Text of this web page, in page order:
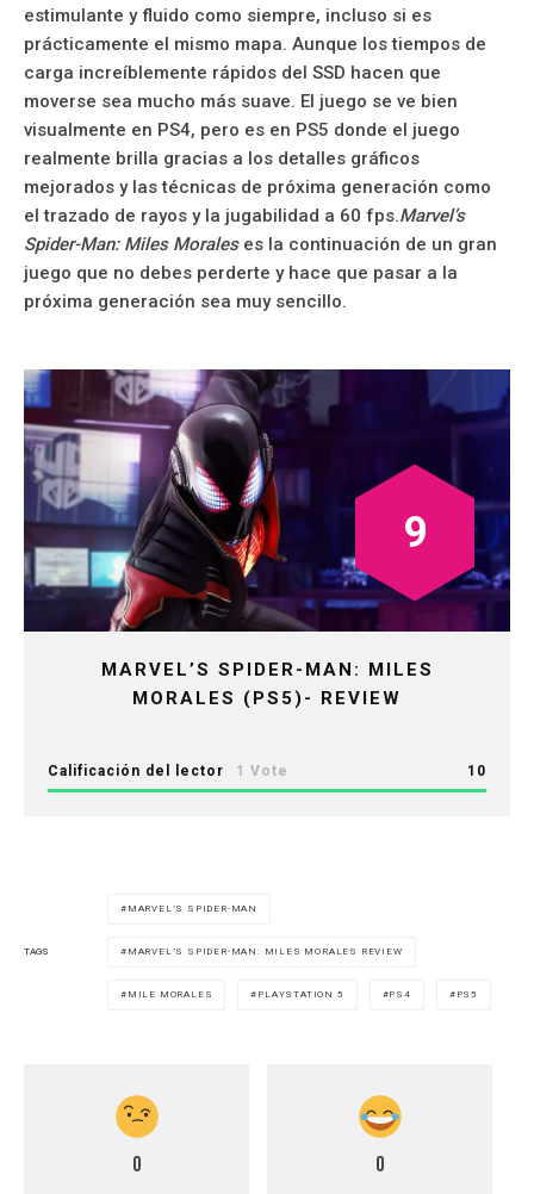
estimulante y fluido como siempre, incluso si es
prácticamente el mismo mapa. Aunque los tiempos de
carga increíblemente rápidos del SSD hacen que
moverse sea mucho más suave. El juego se ve bien
visualmente en PS4, pero es en PS5 donde el juego
realmente brilla gracias a los detalles gráficos
mejorados y las técnicas de próxima generación como
el trazado de rayos y la jugabilidad a 60 fps.Marvel’s
Spider-Man: Miles Moraleses la continuación de un gran
juego que no debes perderte y hace que pasar a la
próxima generación sea muy sencillo.
MARVEL’S SPIDER-MAN: MILES
MORALES (PS5)- REVIEW
Calificación del lector 1 Vote 10
9
TAGS
MARVEL’S SPIDER-MAN
MARVEL’S SPIDER-MAN: MILES MORALES REVIEW
MILE MORALES PLAYSTATION 5 PS4 PS5
0 0